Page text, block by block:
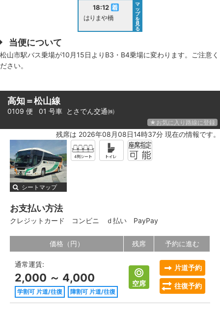
18:12
はりまや橋
マ
ッ
プ
を
見
る
当便について
松山市駅バス乗場が10月15日よりB3・B4乗場に変わります。ご注意く
ださい。
高知＝松山線
0109 便 01 号車 とさでん交通㈱
★お気に入り路線に登録
残席は 2026年08月08日14時37分 現在の情報です。
シートマップ
お支払い方法
クレジットカード コンビニ ｄ払い PayPay
価格（円） 残席 予約に進む
通常運賃:
2,000 ～ 4,000
学割可 片道/往復 障割可 片道/往復
空席
片道予約
往復予約